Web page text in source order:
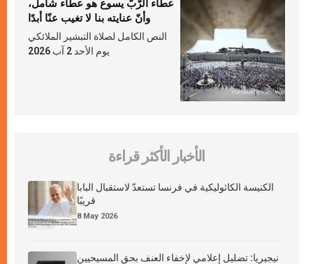
عطاء الرّبّ يسوع هو عطاء شامل،
وأنّ عنايته بنا لا تغيب عنّا أبدًا
النص الكامل لصلاة التبشير الملائكي
يوم الأحد 2 آب 2026
الأخبار الأكثر قراءة
الكنيسة الكاثوليكية في فرنسا تستعدّ لاستقبال البابا
قريبًا
8 May 2026
نيجيريا: تضليل إعلامي لإخفاء العنف بحق المسيحيين